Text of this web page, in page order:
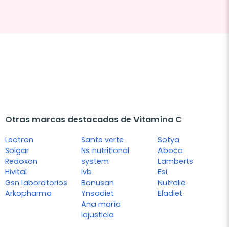
Otras marcas destacadas de Vitamina C
Leotron
Solgar
Redoxon
Hivital
Gsn laboratorios
Arkopharma
Sante verte
Ns nutritional
system
Ivb
Bonusan
Ynsadiet
Ana maría
lajusticia
Sotya
Aboca
Lamberts
Esi
Nutralie
Eladiet